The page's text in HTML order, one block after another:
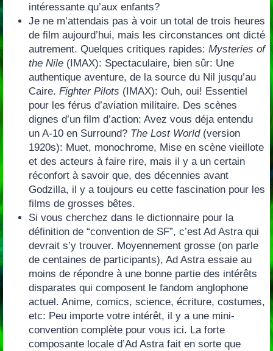
intéressante qu’aux enfants‭?
Je ne‭ m’‬attendais pas à voir un total de trois heures
de film aujourd’hui,‭ ‬mais les circonstances ont dicté
autrement.‭ ‬Quelques critiques rapides:‭ Mysteries of
the Nile‭ (‬IMAX‭)‬:‭ ‬Spectaculaire,‭ ‬bien sûr:‭ ‬Une
authentique aventure, de la source du Nil jusqu’au
Caire.‭ ‬Fighter Pilots (‬IMAX‭)‬:‭ ‬Ouh,‭ ‬oui‭! ‬Essentiel‭
‬pour les férus d’aviation militaire.‭ ‬Des scènes
dignes d’un film d’action:‭ ‬Avez vous déja entendu
un A-10‭ ‬en Surround‭? ‬The Lost World(‬version‭
‬1920s‭)‬:‭ ‬Muet,‭ ‬monochrome,‭ ‬Mise en scène vieillote
et des acteurs à faire rire,‭ ‬mais il y a un certain
réconfort à savoir que,‭ ‬des décennies avant
Godzilla,‭ ‬il y a toujours eu cette fascination pour les
films de grosses bêtes.
Si vous cherchez dans le dictionnaire pour la
définition de‭ “‬convention de SF‭”‬,‭ ‬c’est Ad Astra qui
devrait s’y trouver.‭ ‬Moyennement grosse‭ (‬on parle
de centaines de participants‭)‬,‭ ‬Ad Astra essaie au
moins de répondre à une bonne partie des intérêts
disparates qui composent le fandom anglophone
actuel.‭ ‬Anime,‭ ‬comics,‭ ‬science,‭ ‬écriture,‭ ‬costumes,‭
‬etc:‭ ‬Peu importe votre intérêt,‭ ‬il y a une mini-
convention complète pour vous ici.‭ ‬La forte
composante locale d’Ad Astra fait en sorte que